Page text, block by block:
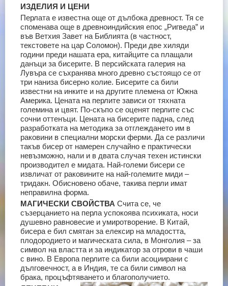
ИЗДЕЛИЯ И ЦЕНИ
Перлата е известна още от дълбока древност. Тя се
споменава още в древноиндийския епос „Ригведа” и
във Ветхия Завет на Библията (в частност,
текстовете на цар Соломон). Преди две хиляди
години преди нашата ера, китайците са плащали
данъци за бисерите. В персийската галерия на
Лувъра се съхранява много древно състоящо се от
три наниза бисерно колие. Бисерите са били
известни на инките и на другите племена от Южна
Америка. Цената на перлите зависи от тяхната
големина и цвят. По-скъпо се оценят перлите със
сочни оттенъци. Цената на бисерите падна, след
разработката на методика за отглеждането им в
раковини в специални морски ферми. Да се различи
такъв бисер от намерен случайно е практически
невъзможно, нали и в двата случая техен истински
производител е мидата. Най-големи бисери се
извличат от раковините на най-големите миди –
тридакн. Обисновено обаче, такива перли имат
неправилна форма.
МАГИЧЕСКИ СВОЙСТВА Счита се, че
съзерцанието на перла успокоява психиката, носи
душевно равновесие и умиротворение. В Китай,
бисера е бил смятан за елексир на младостта,
плодородието и магическата сила, в Монголия – за
символ на властта и за индикатор за отрови в чаши
с вино. В Европа перлите са били асоциирани с
дълговечност, а в Индия, те са били символ на
брака, процъфтяването и благополучието.